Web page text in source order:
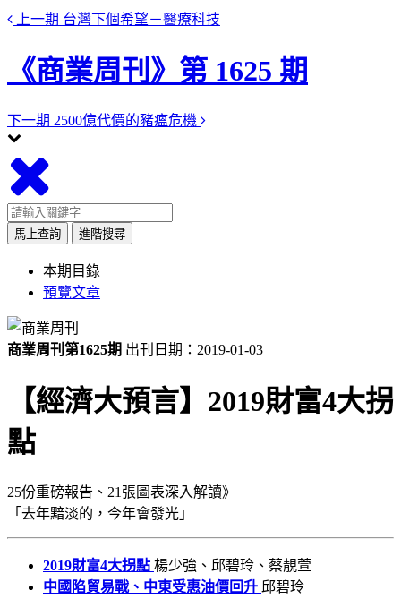
上一期 台灣下個希望－醫療科技
《商業周刊》第 1625 期
下一期 2500億代價的豬瘟危機
馬上查詢 進階搜尋
本期目錄
預覽文章
商業周刊第1625期 出刊日期：2019-01-03
【經濟大預言】2019財富4大拐
點
25份重磅報告、21張圖表深入解讀》
「去年黯淡的，今年會發光」
2019財富4大拐點 楊少強、邱碧玲、蔡靚萱
中國陷貿易戰、中東受惠油價回升 邱碧玲